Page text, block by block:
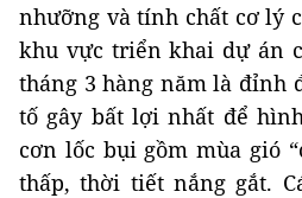
nhưỡng và tính chất cơ lý
khu vực triển khai dự án
tháng 3 hàng năm là đỉnh
tố gây bất lợi nhất để
cơn lốc bụi gồm mùa gió
thấp, thời tiết nắng gắt.